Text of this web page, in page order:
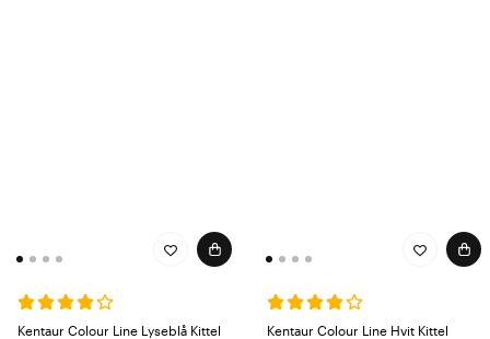
Kentaur Colour Line Lyseblå Kittel
Kentaur Colour Line Hvit Kittel